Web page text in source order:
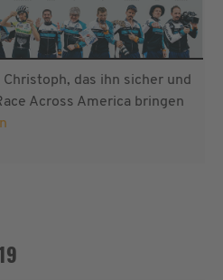
Christoph, das ihn sicher und
Across America bringen